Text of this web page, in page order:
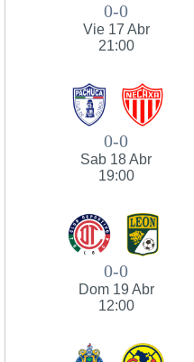
0-0
Vie 17 Abr
21:00
0-0
Sab 18 Abr
19:00
0-0
Dom 19 Abr
12:00